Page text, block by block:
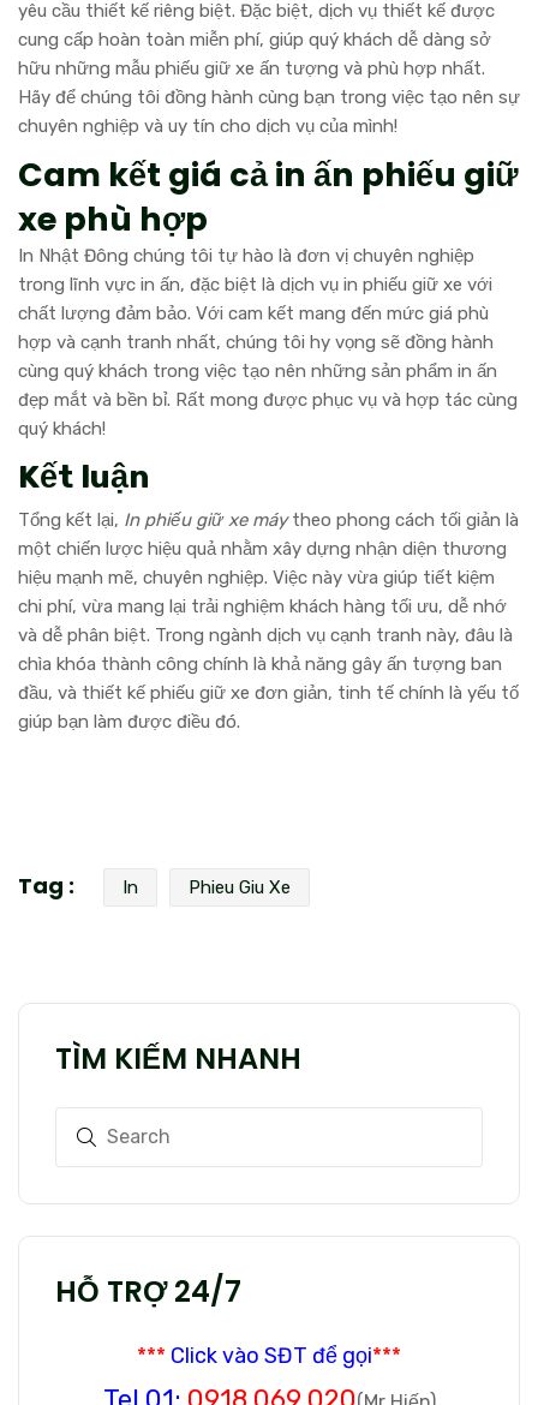
yêu cầu thiết kế riêng biệt. Đặc biệt, dịch vụ thiết kế được
cung cấp hoàn toàn miễn phí, giúp quý khách dễ dàng sở
hữu những mẫu phiếu giữ xe ấn tượng và phù hợp nhất.
Hãy để chúng tôi đồng hành cùng bạn trong việc tạo nên sự
chuyên nghiệp và uy tín cho dịch vụ của mình!
Cam kết giá cả in ấn phiếu giữ
xe phù hợp
In Nhật Đông chúng tôi tự hào là đơn vị chuyên nghiệp
trong lĩnh vực in ấn, đặc biệt là dịch vụ in phiếu giữ xe với
chất lượng đảm bảo. Với cam kết mang đến mức giá phù
hợp và cạnh tranh nhất, chúng tôi hy vọng sẽ đồng hành
cùng quý khách trong việc tạo nên những sản phẩm in ấn
đẹp mắt và bền bỉ. Rất mong được phục vụ và hợp tác cùng
quý khách!
Kết luận
Tổng kết lại, In phiếu giữ xe máytheo phong cách tối giản là
một chiến lược hiệu quả nhằm xây dựng nhận diện thương
hiệu mạnh mẽ, chuyên nghiệp. Việc này vừa giúp tiết kiệm
chi phí, vừa mang lại trải nghiệm khách hàng tối ưu, dễ nhớ
và dễ phân biệt. Trong ngành dịch vụ cạnh tranh này, đâu là
chìa khóa thành công chính là khả năng gây ấn tượng ban
đầu, và thiết kế phiếu giữ xe đơn giản, tinh tế chính là yếu tố
giúp bạn làm được điều đó.
Tag : In Phieu Giu Xe
TÌM KIẾM NHANH
HỖ TRỢ 24/7
*** Click vào SĐT để gọi***